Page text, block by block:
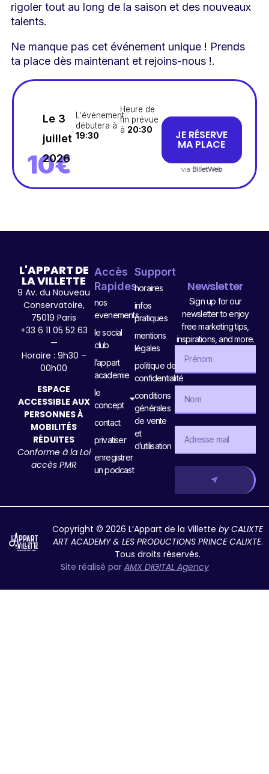
rigoler tout au long de la saison et des nouveaux
talents.
Ne manque pas cet événement unique ! Prends
ta place dès maintenant et rejoins-nous !.
10€
Le 3
juillet
2026
L'événement
débutera à
19:30
Heure de
fin prévue
à 20:30 JE RÉSERVE
MA PLACE
via BilletWeb
L'APPART DE
LA VILLETTE
9 Av. du Nouveau
Conservatoire,
75019 Paris
+33 6 11 05 52 63
—
Horaire : 9h30 –
00h00
ESPACE
ACCESSIBLE AUX
PERSONNES À
MOBILITÉS
RÉDUITES
Conforme à la Loi
accès PMR
Accès
Rapides
nos
evenements
le social
club
l’appart
academie
le
concept
contact
privatiser
enregistrer
un podcast
Support
horaires
infos
pratiques
mentions
légales
politique de
confidentialité
conditions
générales
de vente
et
d’utilisation
Newsletter
Sign up for our
newsletter to enjoy
free marketing tips,
inspirations, and more.
Copyright © 2026 L’Appart de la Villetteby CALIXTE
ART ACADEMY & LES PRODUCTIONS PRINCE CALIXTE.
Tous droits réservés.
Site réalisé par AMX DIGITAL Agency